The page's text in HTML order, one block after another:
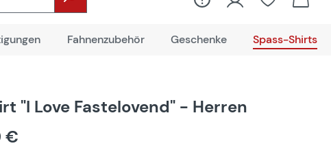
Fahnenzubehör Geschenke Spass-Shirts
"I Love Fastelovend" - Herren
€